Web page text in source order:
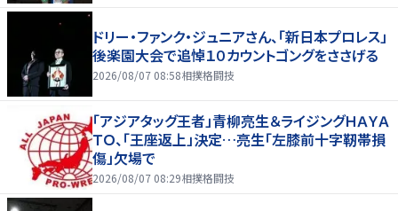
ドリー・ファンク・ジュニアさん、「新日本プロレス」
後楽園大会で追悼１０カウントゴングをささげる
2026/08/07 08:58相撲格闘技
「アジアタッグ王者」青柳亮生＆ライジングＨＡＹＡ
ＴＯ、「王座返上」決定…亮生「左膝前十字靭帯損
傷」欠場で
2026/08/07 08:29相撲格闘技